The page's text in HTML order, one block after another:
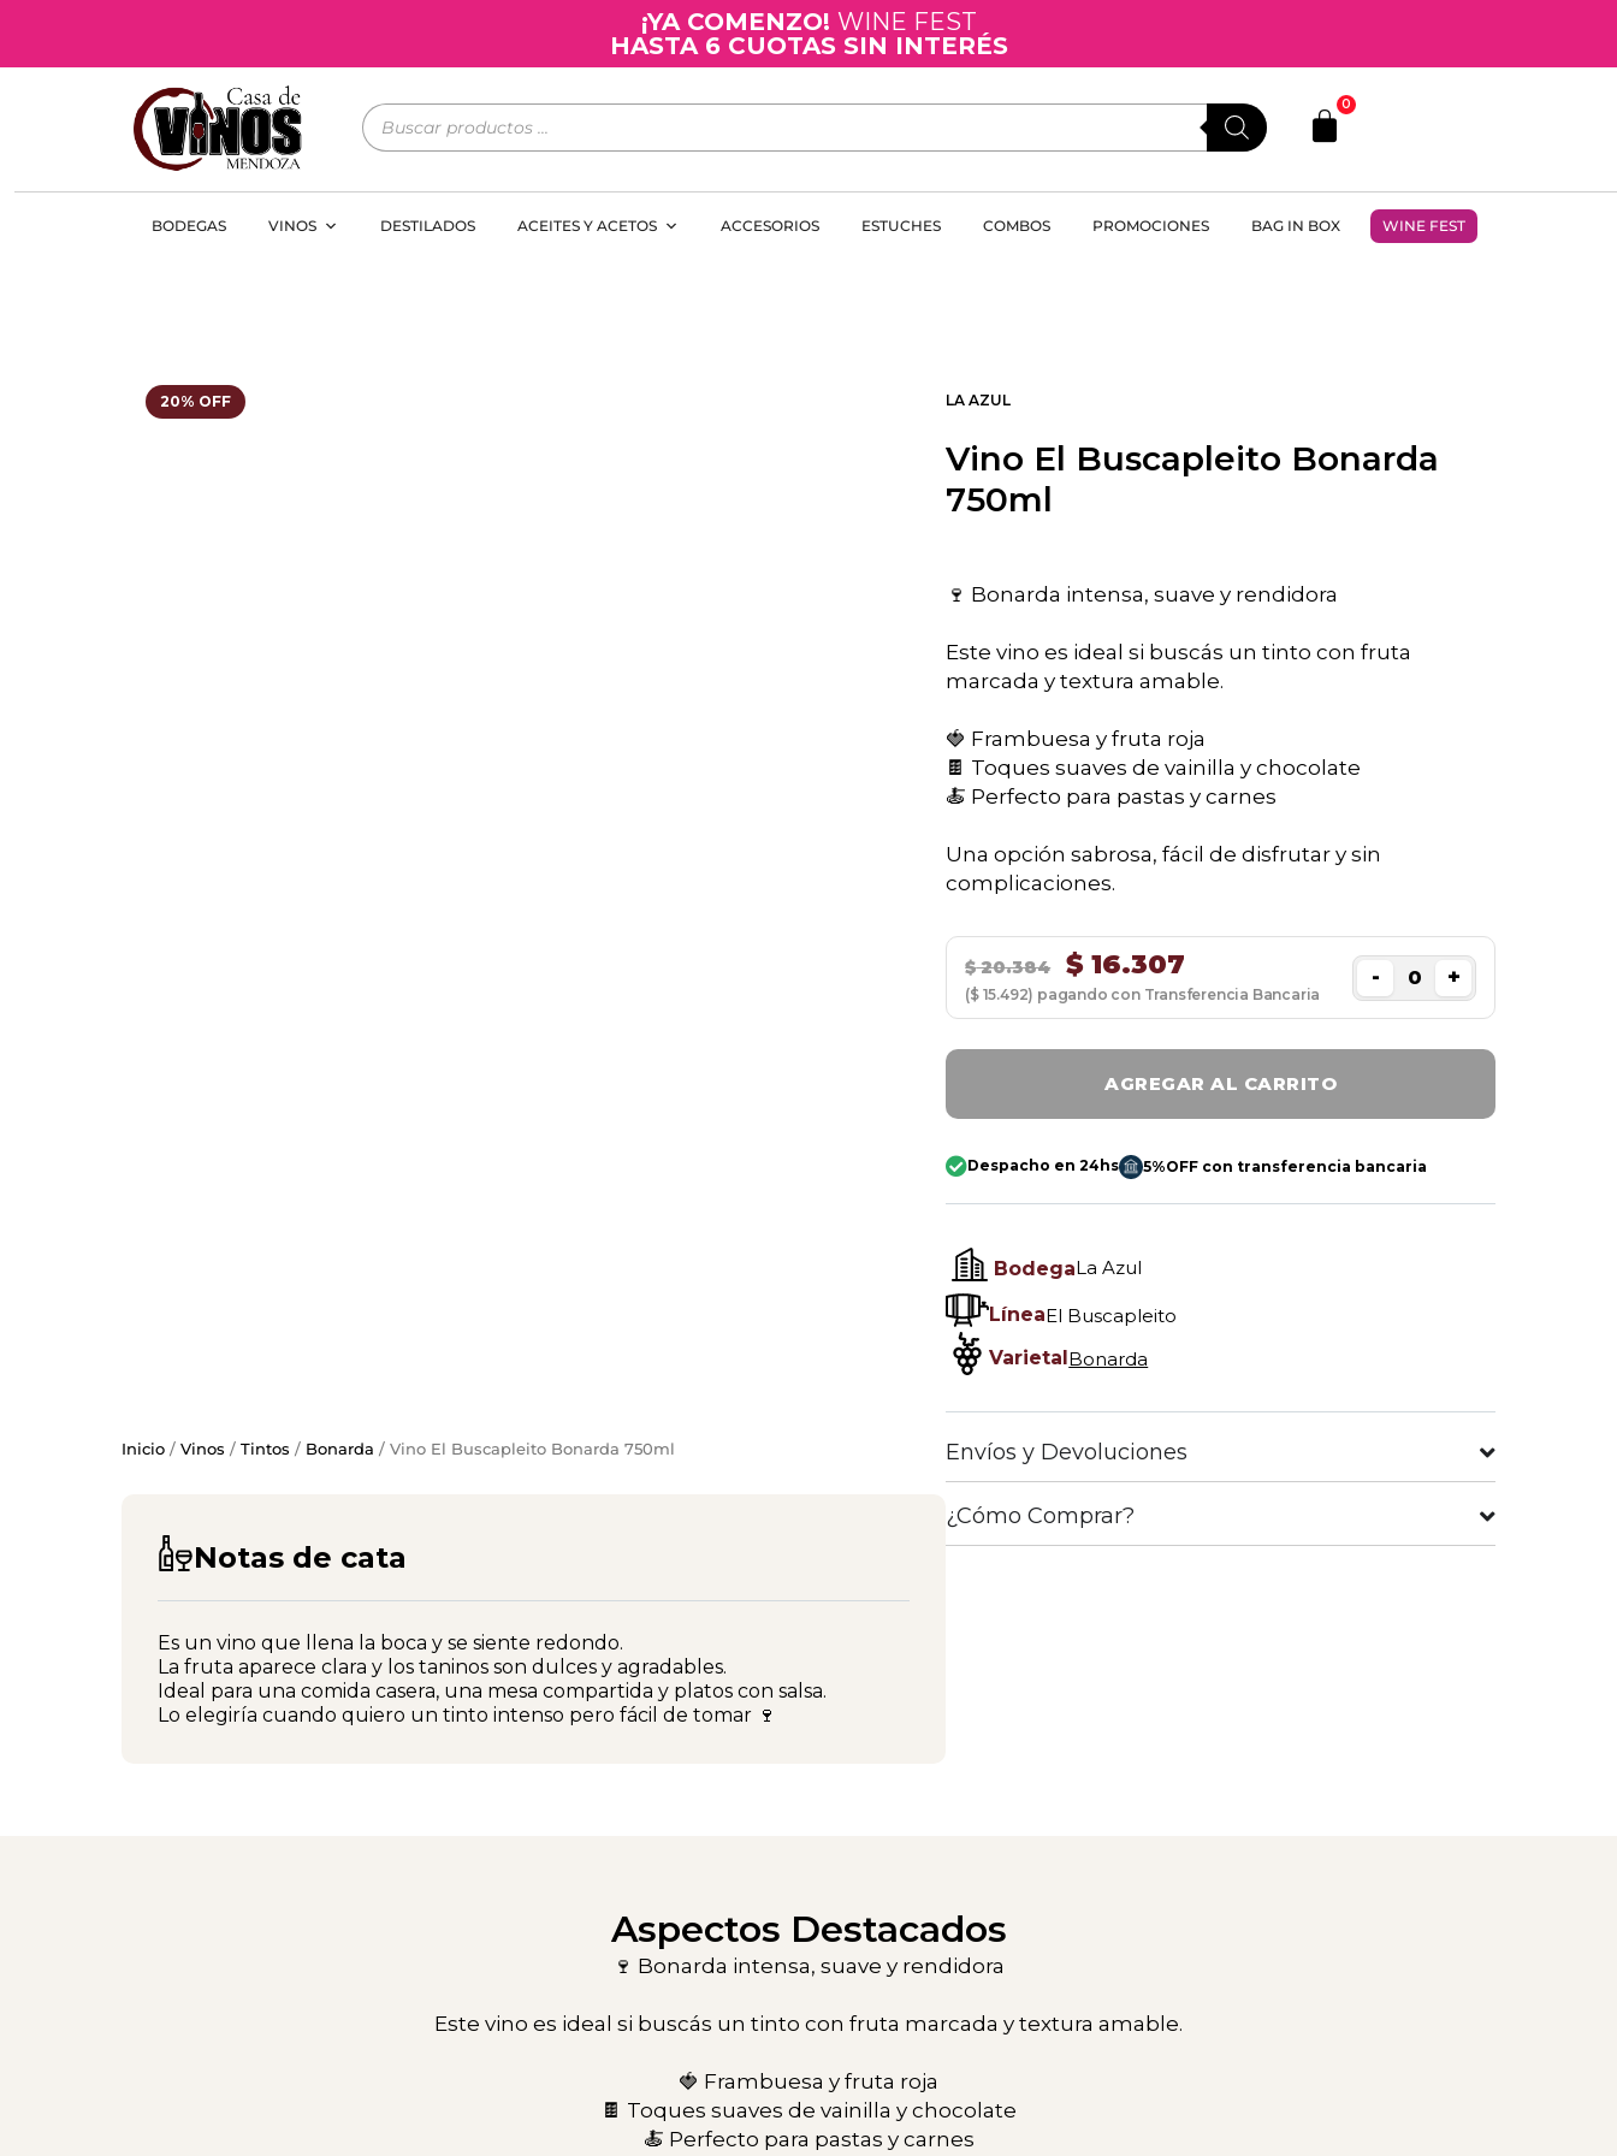
¡YA COMENZO! WINE FEST
HASTA 6 CUOTAS SIN INTERÉS
0
BODEGAS VINOS DESTILADOS ACEITES Y ACETOS ACCESORIOS ESTUCHES COMBOS PROMOCIONES BAG IN BOX WINE FEST
20% OFF
Inicio/ Vinos / Tintos / Bonarda / Vino El Buscapleito Bonarda 750ml
Notas de cata
Es un vino que llena la boca y se siente redondo.
La fruta aparece clara y los taninos son dulces y agradables.
Ideal para una comida casera, una mesa compartida y platos con salsa.
Lo elegiría cuando quiero un tinto intenso pero fácil de tomar 🍷
LA AZUL
Vino El Buscapleito Bonarda
750ml
🍷 Bonarda intensa, suave y rendidora
Este vino es ideal si buscás un tinto con fruta
marcada y textura amable.
🍓 Frambuesa y fruta roja
🍫 Toques suaves de vainilla y chocolate
🍝 Perfecto para pastas y carnes
Una opción sabrosa, fácil de disfrutar y sin
complicaciones.
$20.384 $16.307
($ 15.492) pagando con Transferencia Bancaria
- +
AGREGAR AL CARRITO
Despacho en 24hs 5%OFF con transferencia bancaria
BodegaLa Azul
LíneaEl Buscapleito
VarietalBonarda
Envíos y Devoluciones
¿Cómo Comprar?
Aspectos Destacados
🍷 Bonarda intensa, suave y rendidora
Este vino es ideal si buscás un tinto con fruta marcada y textura amable.
🍓 Frambuesa y fruta roja
🍫 Toques suaves de vainilla y chocolate
🍝 Perfecto para pastas y carnes